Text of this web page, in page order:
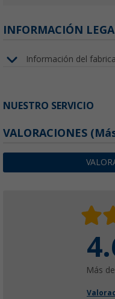
INFORMACIÓN
Información del
NUESTRO SERVICIO
VALORACIONES (
Más